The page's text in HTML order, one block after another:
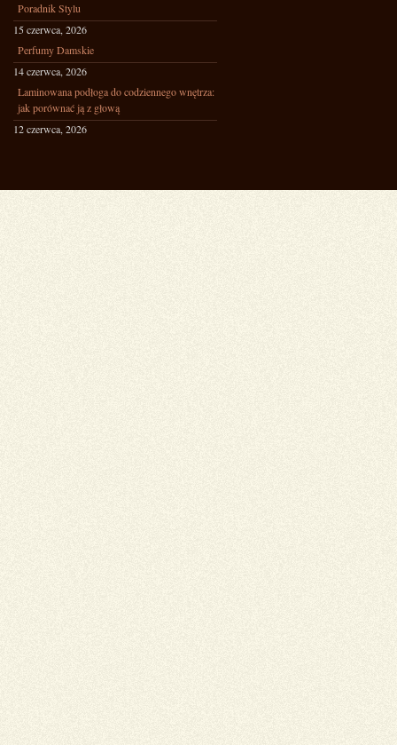
Poradnik Stylu
15 czerwca, 2026
Perfumy Damskie
14 czerwca, 2026
Laminowana podłoga do codziennego wnętrza:
jak porównać ją z głową
12 czerwca, 2026